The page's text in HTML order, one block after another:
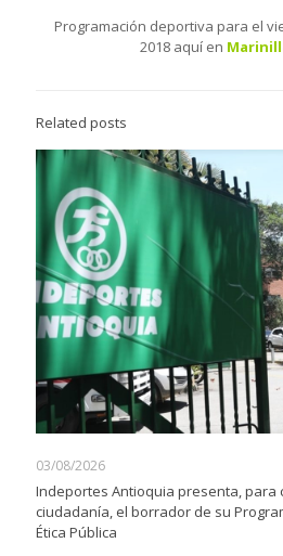
Programación deportiva para el
2018 aquí en
Related posts
03/08/2026
Indeportes Antioquia presenta, para
ciudadanía, el borrador de su
Ética Pública